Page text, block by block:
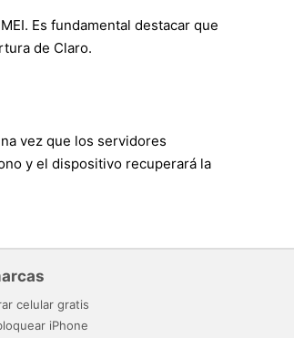
Es fundamental destacar que
de Claro.
vez que los servidores
y el dispositivo recuperará la
celular gratis
iPhone